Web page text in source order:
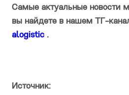
Самые актуальные новости
вы найдете в нашем ТГ-
alogistic .
Источник: